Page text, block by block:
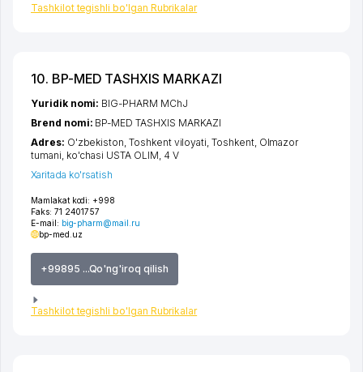
Tashkilot tegishli bo'lgan Rubrikalar
10. BP-MED TASHXIS MARKAZI
Mamlakat kodi: +998
Faks: 71 2401757
E-mail: big-pharm@mail.ru
bp-med.uz
+99895 ...Qo'ng'iroq qilish
Tashkilot tegishli bo'lgan Rubrikalar
Yuridik nomi: BIG-PHARM MChJ
Brend nomi: BP-MED TASHXIS MARKAZI
Adres: O'zbekiston,Toshkent viloyati ,Toshkent, Olmazor
tumani ko'chasi USTA OLIM , 4 V
Xaritada ko'rsatish